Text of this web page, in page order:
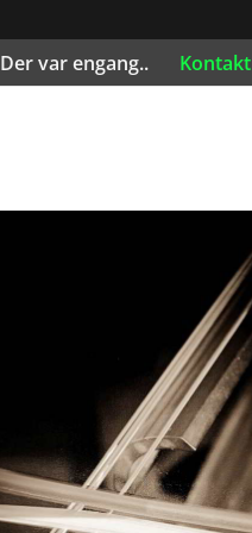
Der var engang.. Kontakt